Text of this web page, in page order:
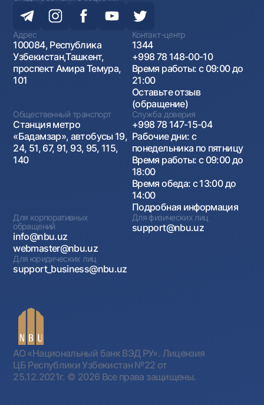
Адрес
100084, Республика
Узбекистан,Ташкент,
проспект Амира Темура,
101
Контакт-центр
1344
+998 78 148-00-10
Время работы: с 09:00 до
21:00
Оставьте отзыв
(обращение)
Общественный транспорт
Станция метро
«Бадамзар», автобусы 19,
24, 51, 67, 91, 93, 95, 115,
140
Служба доверия
+998 78 147-15-04
Рабочие дни: с
понедельника по пятницу
Время работы: с 09:00 до
18:00
Время обеда: с 13:00 до
14:00
Подробная информация
Для корпоративных
обращений
info@nbu.uz
webmaster@nbu.uz
Для физических лиц
support@nbu.uz
Для юридических лиц
support_business@nbu.uz
АО «Национальный банк ВЭД РУ». Лицензия
ЦБ Республики Узбекистан №22 от
25.12.2021г. © 2026 Все права защищены.